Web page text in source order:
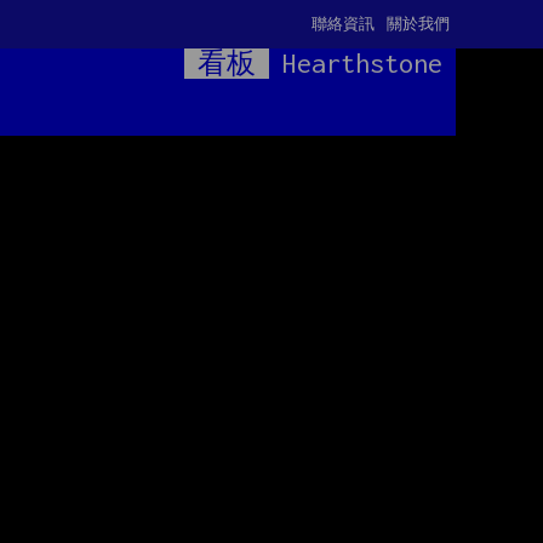
關於我們
聯絡資訊
看板 Hearthstone